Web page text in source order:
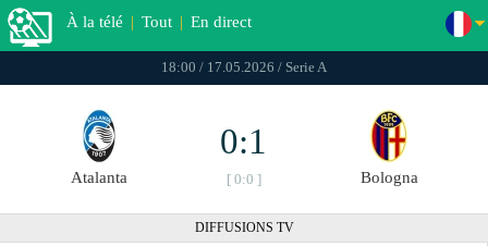
À la télé | Tout | En direct
18:00 / 17.05.2026 / Serie A
Atalanta
0:1
[ 0:0 ] Bologna
DIFFUSIONS TV